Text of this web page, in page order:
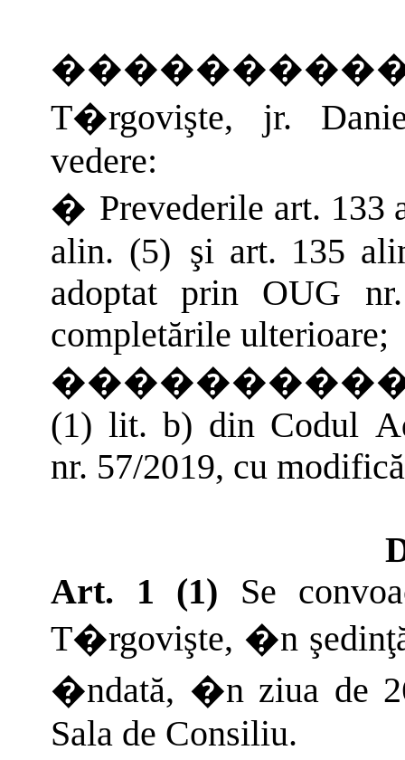
T�rgovişte, jr.
vedere:
� Prevederile art. 133
alin. (5) şi art. 135
adoptat prin OUG
completările ulterioare;
(1) lit. b) din Codul
nr. 57/2019, cu
Art. 1
(1) Se
T�rgovişte, �n
�ndată, �n ziua de
Sala de Consiliu.